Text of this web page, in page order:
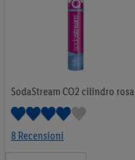
SodaStream CO2 cilindro rosa
8 Recensioni